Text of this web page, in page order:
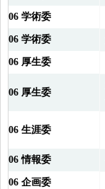
06 学術委
06 学術委
06 厚生委
06 厚生委
06 生涯委
06 情報委
06 企画委